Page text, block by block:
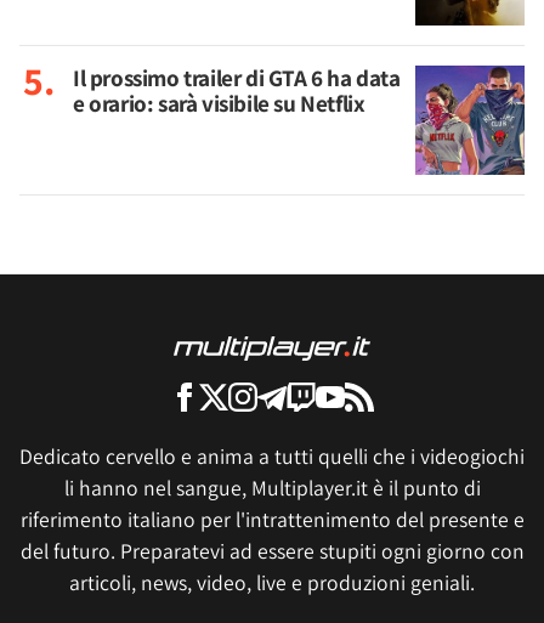
Il prossimo trailer di GTA 6 ha data
e orario: sarà visibile su Netflix
Dedicato cervello e anima a tutti quelli che i videogiochi
li hanno nel sangue, Multiplayer.it è il punto di
riferimento italiano per l'intrattenimento del presente e
del futuro. Preparatevi ad essere stupiti ogni giorno con
articoli, news, video, live e produzioni geniali.